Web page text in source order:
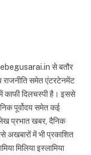
से बतौर
समेत एंटरटेनमेंट
दिलचस्पी है। इससे
पूर्वोदय समेत कई
प्रभात खबर, दैनिक
अखबारों में भी प्रकाशित
मिलिया इस्लामिया